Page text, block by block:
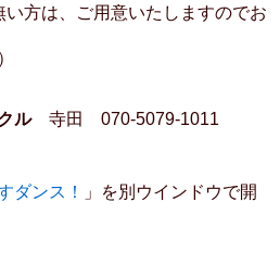
方は、ご用意いたしますのでお
ル寺田 070-5079-1011
ダンス！
」を別ウインドウで開